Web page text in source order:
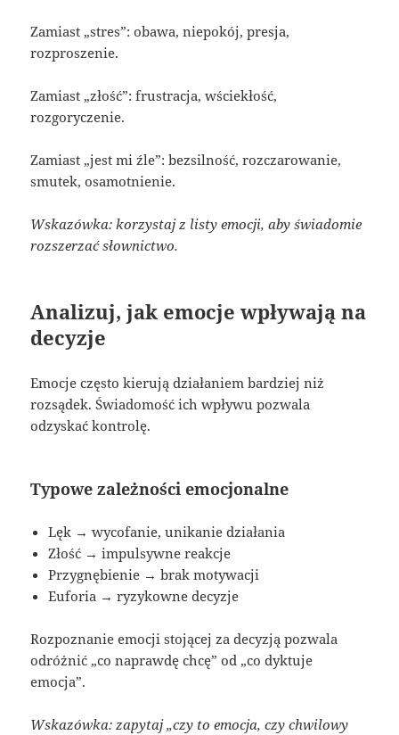
Zamiast „stres”: obawa, niepokój, presja,
rozproszenie.
Zamiast „złość”: frustracja, wściekłość,
rozgoryczenie.
Zamiast „jest mi źle”: bezsilność, rozczarowanie,
smutek, osamotnienie.
Wskazówka: korzystaj z listy emocji, aby świadomie
rozszerzać słownictwo.
Analizuj, jak emocje wpływają na
decyzje
Emocje często kierują działaniem bardziej niż
rozsądek. Świadomość ich wpływu pozwala
odzyskać kontrolę.
Typowe zależności emocjonalne
Lęk → wycofanie, unikanie działania
Złość → impulsywne reakcje
Przygnębienie → brak motywacji
Euforia → ryzykowne decyzje
Rozpoznanie emocji stojącej za decyzją pozwala
odróżnić „co naprawdę chcę” od „co dyktuje
emocja”.
Wskazówka: zapytaj „czy to emocja, czy chwilowy